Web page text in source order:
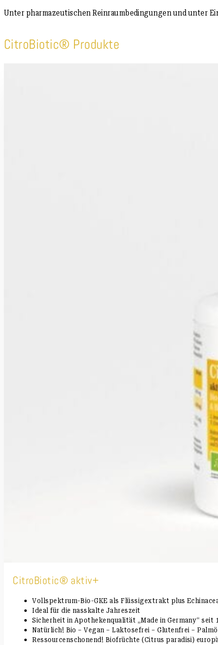
Unter pharmazeutischen Reinraumbedingungen und unter
CitroBiotic® Produkte
CitroBiotic® aktiv+
Vollspektrum-Bio-GKE als Flüssigextrakt plus
Ideal für die nasskalte Jahreszeit
Sicherheit in Apothekenqualität „Made in Germany“ seit
Natürlich! Bio – Vegan – Laktosefrei – Glutenfrei –
Ressourcenschonend! Biofrüchte (Citrus paradisi)